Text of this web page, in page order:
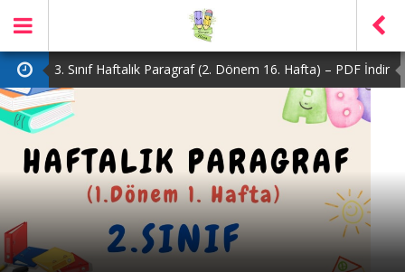
3. Sınıf Haftalık Paragraf (2. Dönem 16. Hafta) – PDF İndir
2. Sınıf Haftalık Paragraf (2. Dönem 16. Hafta) – PDF İndir
3. Sınıf Haftalık Paragraf (2. Dönem 15. Hafta) – PDF İndir
4. Sınıf Haftalık Paragraf (2. Dönem 16. Hafta) – PDF İndir